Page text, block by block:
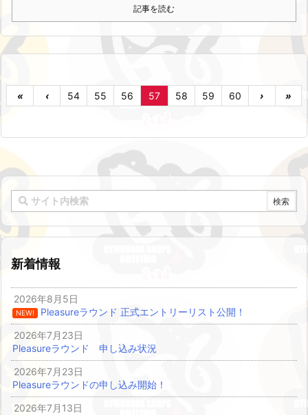
記事を読む
« ‹ 54 55 56 57 58 59 60 › »
新着情報
2026年8月5日
NEW!
Pleasureラウンド 正式エントリーリスト公開！
2026年7月23日
Pleasureラウンド 申し込み状況
2026年7月23日
Pleasureラウンドの申し込み開始！
2026年7月13日